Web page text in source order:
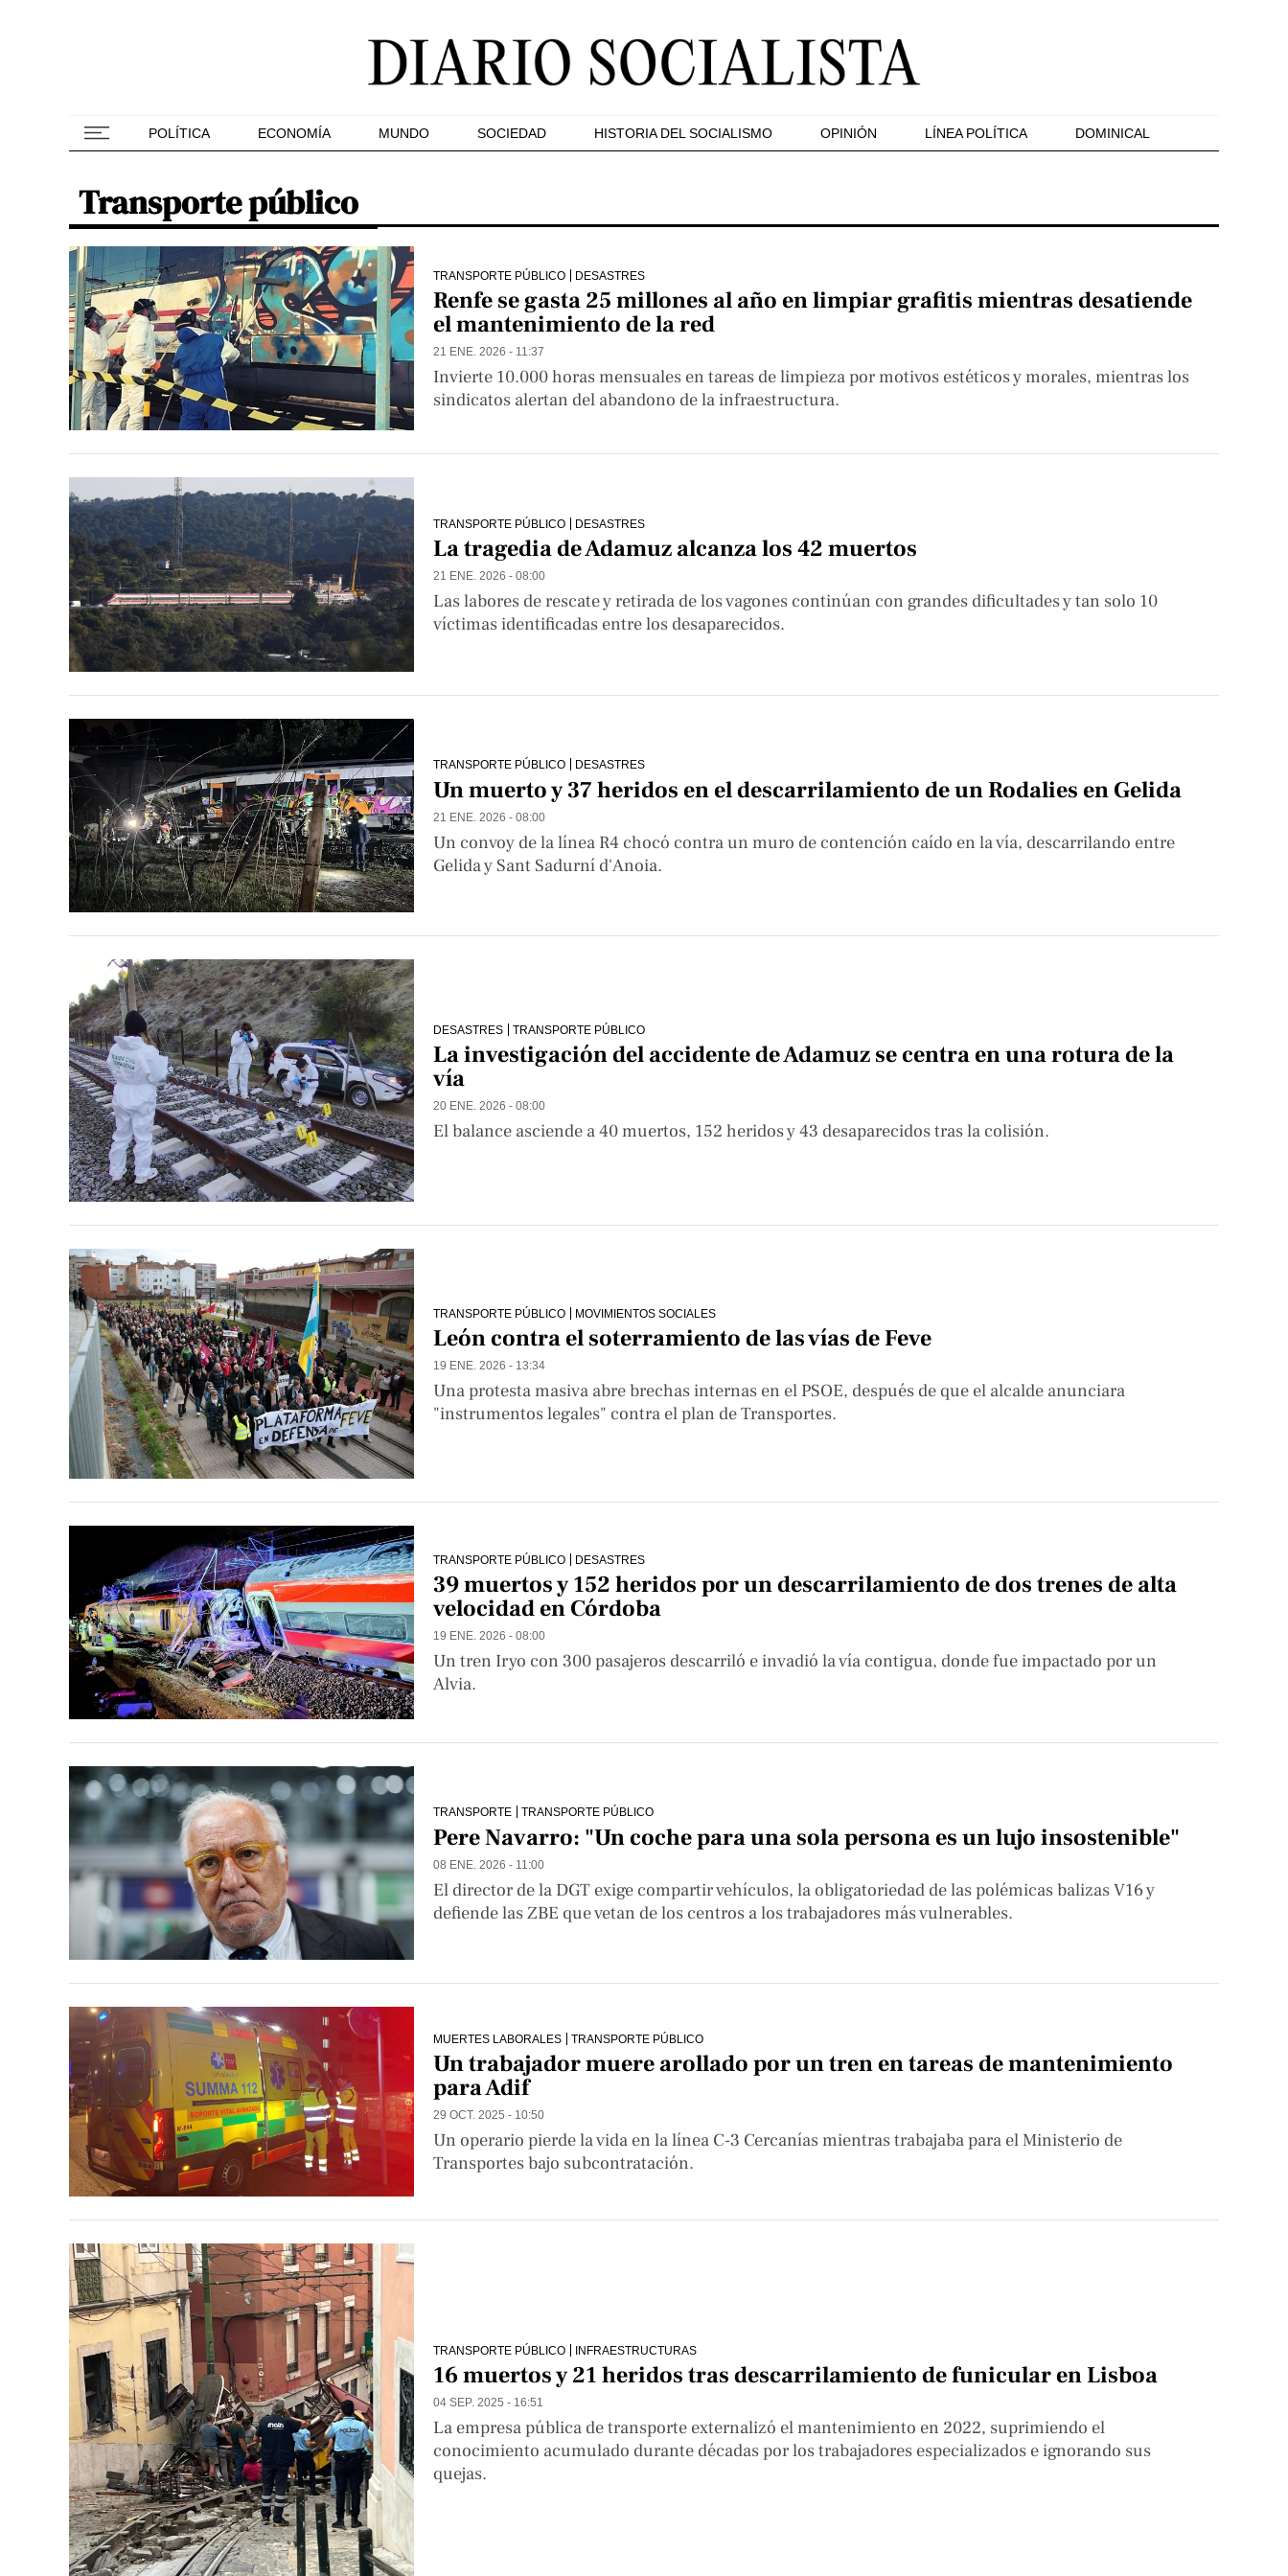
POLÍTICA ECONOMÍA MUNDO SOCIEDAD HISTORIA DEL SOCIALISMO OPINIÓN LÍNEA POLÍTICA DOMINICAL
Transporte público
TRANSPORTE PÚBLICO DESASTRES
Renfe se gasta 25 millones al año en limpiar grafitis mientras desatiende
el mantenimiento de la red
21 ENE. 2026 - 11:37
Invierte 10.000 horas mensuales en tareas de limpieza por motivos estéticos y morales, mientras los
sindicatos alertan del abandono de la infraestructura.
TRANSPORTE PÚBLICO DESASTRES
La tragedia de Adamuz alcanza los 42 muertos
21 ENE. 2026 - 08:00
Las labores de rescate y retirada de los vagones continúan con grandes dificultades y tan solo 10
víctimas identificadas entre los desaparecidos.
TRANSPORTE PÚBLICO DESASTRES
Un muerto y 37 heridos en el descarrilamiento de un Rodalies en Gelida
21 ENE. 2026 - 08:00
Un convoy de la línea R4 chocó contra un muro de contención caído en la vía, descarrilando entre
Gelida y Sant Sadurní d'Anoia.
DESASTRES TRANSPORTE PÚBLICO
La investigación del accidente de Adamuz se centra en una rotura de la
vía
20 ENE. 2026 - 08:00
El balance asciende a 40 muertos, 152 heridos y 43 desaparecidos tras la colisión.
TRANSPORTE PÚBLICO MOVIMIENTOS SOCIALES
León contra el soterramiento de las vías de Feve
19 ENE. 2026 - 13:34
Una protesta masiva abre brechas internas en el PSOE, después de que el alcalde anunciara
"instrumentos legales" contra el plan de Transportes.
TRANSPORTE PÚBLICO DESASTRES
39 muertos y 152 heridos por un descarrilamiento de dos trenes de alta
velocidad en Córdoba
19 ENE. 2026 - 08:00
Un tren Iryo con 300 pasajeros descarriló e invadió la vía contigua, donde fue impactado por un
Alvia.
TRANSPORTE TRANSPORTE PÚBLICO
Pere Navarro: "Un coche para una sola persona es un lujo insostenible"
08 ENE. 2026 - 11:00
El director de la DGT exige compartir vehículos, la obligatoriedad de las polémicas balizas V16 y
defiende las ZBE que vetan de los centros a los trabajadores más vulnerables.
MUERTES LABORALES TRANSPORTE PÚBLICO
Un trabajador muere arollado por un tren en tareas de mantenimiento
para Adif
29 OCT. 2025 - 10:50
Un operario pierde la vida en la línea C-3 Cercanías mientras trabajaba para el Ministerio de
Transportes bajo subcontratación.
TRANSPORTE PÚBLICO INFRAESTRUCTURAS
16 muertos y 21 heridos tras descarrilamiento de funicular en Lisboa
04 SEP. 2025 - 16:51
La empresa pública de transporte externalizó el mantenimiento en 2022, suprimiendo el
conocimiento acumulado durante décadas por los trabajadores especializados e ignorando sus
quejas.